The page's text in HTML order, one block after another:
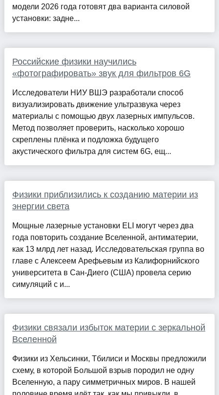
модели 2026 года готовят два варианта силовой
установки: задне...
Российские физики научились
«фотографировать» звук для фильтров 6G
Исследователи НИУ ВШЭ разработали способ
визуализировать движение ультразвука через
материалы с помощью двух лазерных импульсов.
Метод позволяет проверить, насколько хорошо
скреплены плёнка и подложка будущего
акустического фильтра для систем 6G, ещ...
Физики приблизились к созданию материи из
энергии света
Мощные лазерные установки ELI могут через два
года повторить создание Вселенной, антиматерии,
как 13 млрд лет назад. Исследовательская группа во
главе с Алексеем Арефьевым из Калифорнийского
университета в Сан-Диего (США) провела серию
симуляций с и...
Физики связали избыток материи с зеркальной
Вселенной
Физики из Хельсинки, Тбилиси и Москвы предложили
схему, в которой Большой взрыв породил не одну
Вселенную, а пару симметричных миров. В нашей